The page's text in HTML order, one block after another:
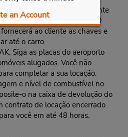
an Account
quiosque Fastbreak. Apresente
o seu contrato de locação. O
ao cliente as chaves e
até o carro.
Siga as placas do aeroporto
alugados. Você não
completar a sua locação.
e nível de combustível no
o na caixa de devolução do
contrato de locação encerrado
você em até 48 horas.